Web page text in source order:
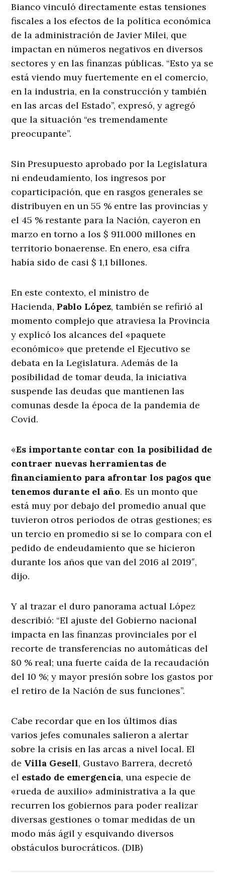
Bianco vinculó directamente estas tensiones
fiscales a los efectos de la política económica
de la administración de Javier Milei, que
impactan en números negativos en diversos
sectores y en las finanzas públicas. “Esto ya se
está viendo muy fuertemente en el comercio,
en la industria, en la construcción y también
en las arcas del Estado”, expresó, y agregó
que la situación “es tremendamente
preocupante”.
Sin Presupuesto aprobado por la Legislatura
ni endeudamiento, los ingresos por
coparticipación, que en rasgos generales se
distribuyen en un 55 % entre las provincias y
el 45 % restante para la Nación, cayeron en
marzo en torno a los $ 911.000 millones en
territorio bonaerense. En enero, esa cifra
había sido de casi $ 1,1 billones.
En este contexto, el ministro de
Hacienda,Pablo López, también se refirió al
momento complejo que atraviesa la Provincia
y explicó los alcances del «paquete
económico» que pretende el Ejecutivo se
debata en la Legislatura. Además de la
posibilidad de tomar deuda, la iniciativa
suspende las deudas que mantienen las
comunas desde la época de la pandemia de
Covid.
«Es importante contar con la posibilidad de
contraer nuevas herramientas de
financiamiento para afrontar los pagos que
tenemos durante el año. Es un monto que
está muy por debajo del promedio anual que
tuvieron otros periodos de otras gestiones; es
un tercio en promedio si se lo compara con el
pedido de endeudamiento que se hicieron
durante los años que van del 2016 al 2019″,
dijo.
Y al trazar el duro panorama actual López
describió: “El ajuste del Gobierno nacional
impacta en las finanzas provinciales por el
recorte de transferencias no automáticas del
80 % real; una fuerte caída de la recaudación
del 10 %; y mayor presión sobre los gastos por
el retiro de la Nación de sus funciones”.
Cabe recordar que en los últimos días
varios jefes comunales salieron a alertar
sobre la crisis en las arcas a nivel local. El
de Villa Gesell, Gustavo Barrera, decretó
el estado de emergencia, una especie de
«rueda de auxilio» administrativa a la que
recurren los gobiernos para poder realizar
diversas gestiones o tomar medidas de un
modo más ágil y esquivando diversos
obstáculos burocráticos. (DIB)